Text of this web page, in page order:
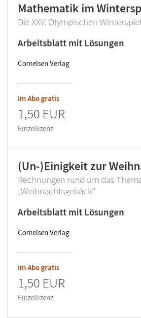
Mathematik im
Die XXV. Olympischen
Arbeitsblatt mit Lösungen
Cornelsen Verlag
Im Abo gratis
1,50 EUR
Einzellizenz
(Un-)Einigkeit zur
Rechnungen rund um das
„Weihnachtsgebäck“
Arbeitsblatt mit Lösungen
Cornelsen Verlag
Im Abo gratis
1,50 EUR
Einzellizenz